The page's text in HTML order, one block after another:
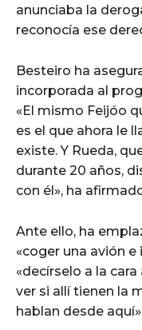
anunciaba la
reconocía ese
Besteiro ha
incorporada al
«El mismo Feijóo
es el que ahora le
existe. Y Rueda,
durante 20 años,
con él», ha
Ante ello, ha
«coger una avión e
«decírselo a la
ver si allí tienen la
hablan desde